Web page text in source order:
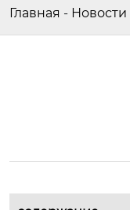
Главная - Новости